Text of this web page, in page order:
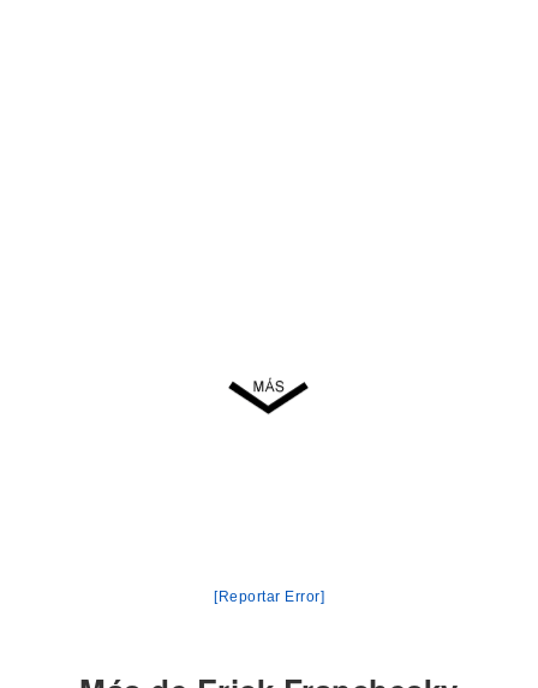
[Reportar Error]